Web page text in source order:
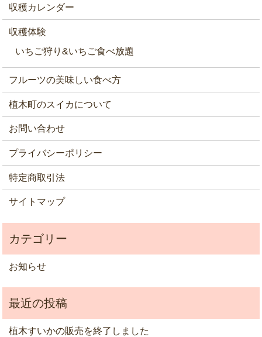
収穫カレンダー
収穫体験
いちご狩り&いちご食べ放題
フルーツの美味しい食べ方
植木町のスイカについて
お問い合わせ
プライバシーポリシー
特定商取引法
サイトマップ
お知らせ
植木すいかの販売を終了しました